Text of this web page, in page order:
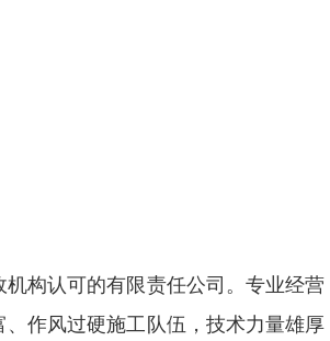
构认可的有限责任公司。专业经
作风过硬施工队伍，技术力量雄